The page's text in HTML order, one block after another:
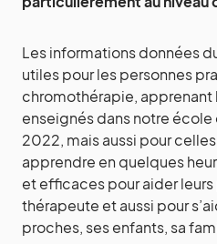
Les informations données
utiles pour les personnes
chromothérapie,
enseignés dans notre
2022, mais aussi pour
apprendre en quelques
et efficaces pour aider
thérapeute et aussi pour
proches, ses enfants, sa